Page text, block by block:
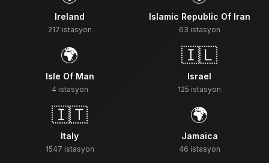
Ireland
217 istasyon
Islamic Republic Of Iran
63 istasyon
🌍
Isle Of Man
4 istasyon
🇮🇱
Israel
125 istasyon
🇮🇹
Italy
1547 istasyon
🌍
Jamaica
46 istasyon